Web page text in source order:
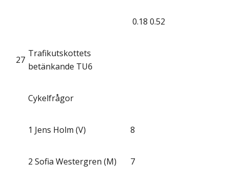
0.18 0.52
27
Trafikutskottets
betänkande TU6
Cykelfrågor
1 Jens Holm (V) 8
2 Sofia Westergren (M) 7